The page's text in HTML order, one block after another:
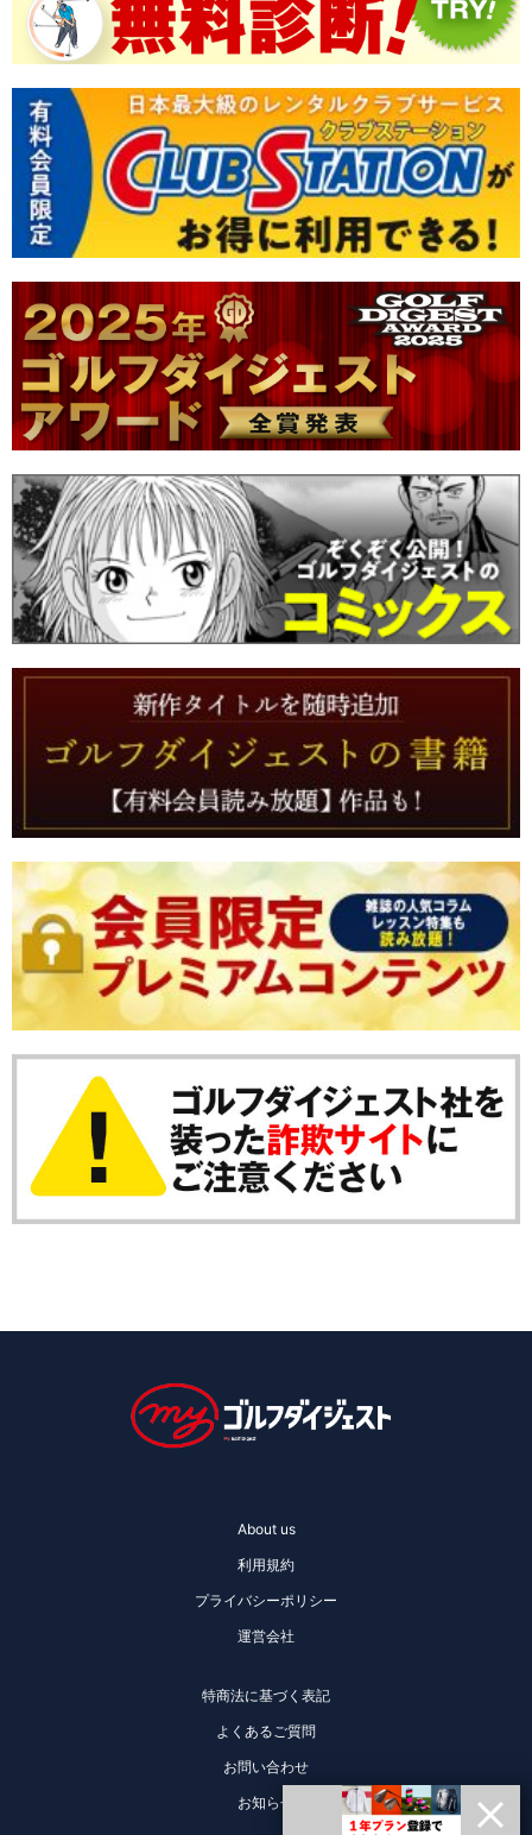
About us
利用規約
プライバシーポリシー
運営会社
特商法に基づく表記
よくあるご質問
お問い合わせ
お知らせ